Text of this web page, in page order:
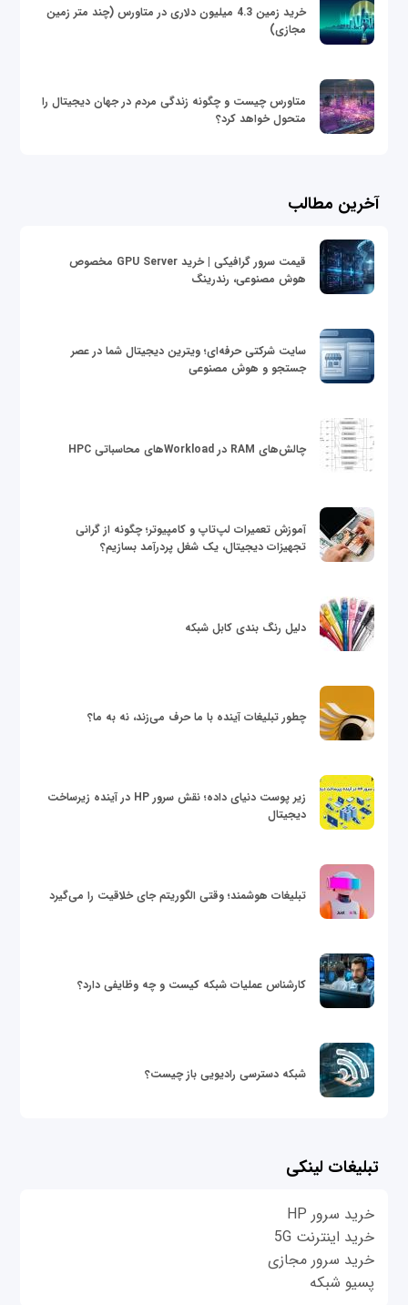
خرید زمین 4.3 میلیون دلاری در متاورس (چند متر زمین
مجازی)
متاورس چیست و چگونه زندگی مردم در جهان دیجیتال را
متحول خواهد کرد؟
آخرین مطالب
قیمت سرور گرافیکی | خرید GPU Server مخصوص
هوش مصنوعی، رندرینگ
سایت شرکتی حرفه‌ای؛ ویترین دیجیتال شما در عصر
جستجو و هوش مصنوعی
چالش‌های RAM در Workloadهای محاسباتی HPC
آموزش تعمیرات لپ‌تاپ و کامپیوتر؛ چگونه از گرانی
تجهیزات دیجیتال، یک شغل پردرآمد بسازیم؟
دلیل رنگ بندی کابل شبکه
چطور تبلیغات آینده با ما حرف می‌زند، نه به ما؟
زیر پوست دنیای داده؛ نقش سرور HP در آینده زیرساخت
دیجیتال
تبلیغات هوشمند؛ وقتی الگوریتم جای خلاقیت را می‌گیرد
کارشناس عملیات شبکه کیست و چه وظایفی دارد؟
شبکه دسترسی رادیویی باز چیست؟
تبلیغات لینکی
خرید سرور HP
خرید اینترنت 5G
خرید سرور مجازی
پسیو شبکه